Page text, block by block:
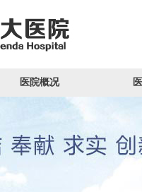
医院概况